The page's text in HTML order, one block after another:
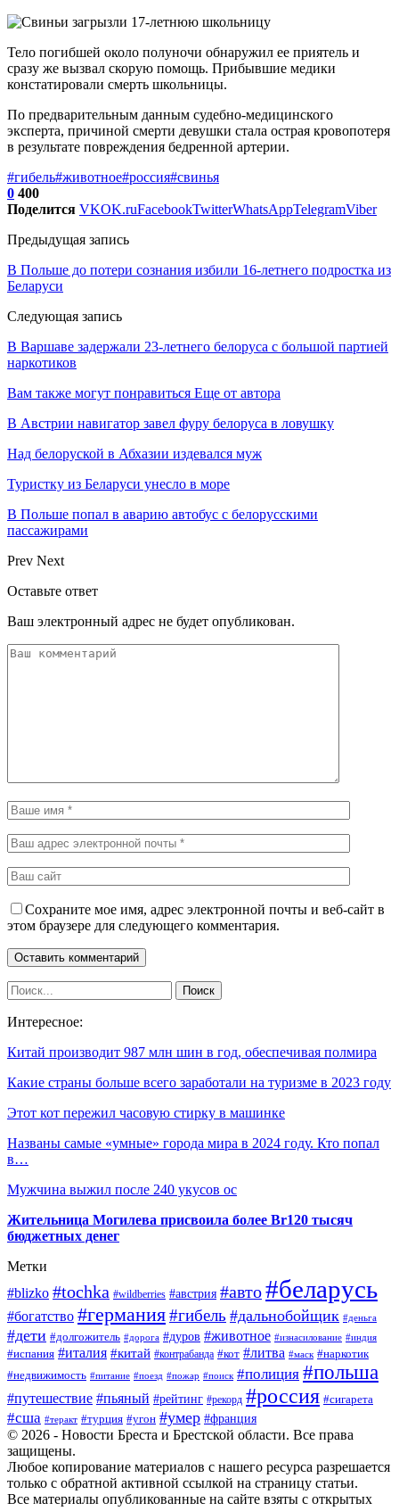
Тело погибшей около полуночи обнаружил ее приятель и
сразу же вызвал скорую помощь. Прибывшие медики
констатировали смерть школьницы.
По предварительным данным судебно-медицинского
эксперта, причиной смерти девушки стала острая кровопотеря
в результате повреждения бедренной артерии.
#гибель#животное#россия#свинья
0 400
Поделится VKOK.ruFacebookTwitterWhatsAppTelegramViber
Предыдущая запись
В Польше до потери сознания избили 16-летнего подростка из
Беларуси
Следующая запись
В Варшаве задержали 23-летнего белоруса с большой партией
наркотиков
Вам также могут понравиться Еще от автора
В Австрии навигатор завел фуру белоруса в ловушку
Над белоруской в Абхазии издевался муж
Туристку из Беларуси унесло в море
В Польше попал в аварию автобус с белорусскими
пассажирами
Prev Next
Оставьте ответ
Ваш электронный адрес не будет опубликован.
Сохраните мое имя, адрес электронной почты и веб-сайт в
этом браузере для следующего комментария.
Интересное:
Китай производит 987 млн шин в год, обеспечивая полмира
Какие страны больше всего заработали на туризме в 2023 году
Этот кот пережил часовую стирку в машинке
Названы самые «умные» города мира в 2024 году. Кто попал
в…
Мужчина выжил после 240 укусов ос
Жительница Могилева присвоила более Br120 тысяч
бюджетных денег
Метки
#blizko #tochka #wildberries #австрия #авто#беларусь
#богатство #германия#гибель #дальнобойщик #деньга
#дети #долгожитель #дорога #дуров #животное #изнасилование #индия
#испания #италия #китай #контрабанда #кот #литва #маск #наркотик
#недвижимость #питание #поезд #пожар #поиск #полиция #польша
#путешествие #пьяный #рейтинг #рекорд #россия #сигарета
#сша #теракт #турция #угон #умер #франция
© 2026 - Новости Бреста и Брестской области. Все права
защищены.
Любое копирование материалов с нашего ресурса разрешается
только с обратной активной ссылкой на страницу статьи.
Все материалы опубликованные на сайте взяты с открытых